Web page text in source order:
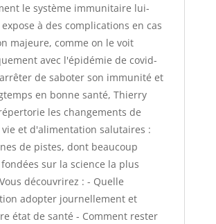
le système immunitaire lui-
à des complications en cas
majeure, comme on le voit
avec l'épidémie de covid-
de saboter son immunité et
en bonne santé, Thierry
les changements de
vie et d'alimentation salutaires :
de pistes, dont beaucoup
sur la science la plus
découvrirez : - Quelle
adopter journellement et
état de santé - Comment rester